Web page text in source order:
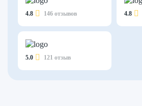
4.8 146 отзывов 4.8
5.0 121 отзыв